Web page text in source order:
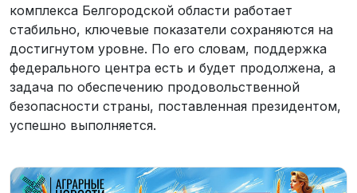
комплекса Белгородской области работает
стабильно, ключевые показатели сохраняются на
достигнутом уровне. По его словам, поддержка
федерального центра есть и будет продолжена, а
задача по обеспечению продовольственной
безопасности страны, поставленная президентом,
успешно выполняется.